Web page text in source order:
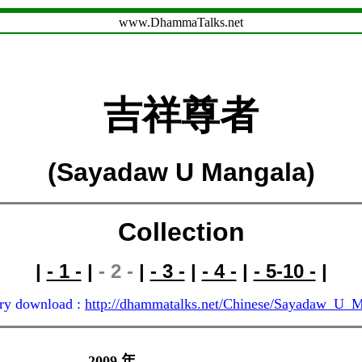
www.DhammaTalks.net
吉祥尊者
(Sayadaw U Mangala)
Collection
| - 1 - | - 2 - | - 3 - | - 4 - | - 5-10 - |
download : http://dhammatalks.net/Chinese/